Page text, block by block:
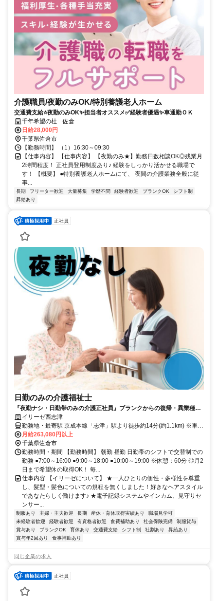
介護職員/夜勤のみOK/特別養護老人ホーム
交通費支給⭐️夜勤のみOK✨担当者オススメ✅️経験者優遇✨車通勤ＯＫ
千年希望の杜 佐倉
日給28,000円
千葉県佐倉市
【勤務時間】 （1）16:30～09:30
【仕事内容】 【仕事内容】 【夜勤のみ★】勤務日数相談OK◎残業月
2時間程度！ 正社員登用制度あり♪ 経験をしっかり活かせる職場で
す！ 【概要】 ●特別養護老人ホームにて、 夜間の介護業務全般に従
事...
長期 フリーター歓迎 大量募集 学歴不問 経験者歓迎 ブランクOK
シフト制
昇給あり
正社員
日勤のみの介護福祉士
『夜勤ナシ・日勤帯のみの介護正社員』ブランクからの復帰・異業種か
らの転職も大歓迎です！
イリーゼ西志津
勤務地・最寄駅 京成本線「志津」駅より徒歩約14分(約1.1km) ※車通
勤OK
月給263,080円以上
千葉県佐倉市
勤務時間・期間 【勤務時間】 朝勤 昼勤 日勤帯のシフトで交替制での
勤務 ●7:00～16:00 ●9:00～18:00 ●10:00～19:00 ※休憩：60分 ◎月2
日まで希望休の取得OK！ 毎...
仕事内容 【イリーゼについて】 ★一人ひとりの個性・多様性を尊重
し、髪型・髪色についての規程を無くしました！好きなヘアスタイル
であなたらしく働けます♪ ★電子記録システムやインカム、見守りセ
ンサー...
制服あり 主婦・主夫歓迎 長期 産休・育休取得実績あり
職場見学可
未経験者歓迎
経験者歓迎 有資格者歓迎 食費補助あり 社会保険完備
制服貸与
賞与あり
ブランクOK 育休あり 交通費支給 シフト制 社割あり
昇給あり
賞与年2回あり
食事補助あり
同じ企業の求人
正社員